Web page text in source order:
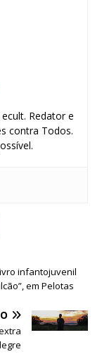
Redator e
contra Todos.
infantojuvenil
em Pelotas